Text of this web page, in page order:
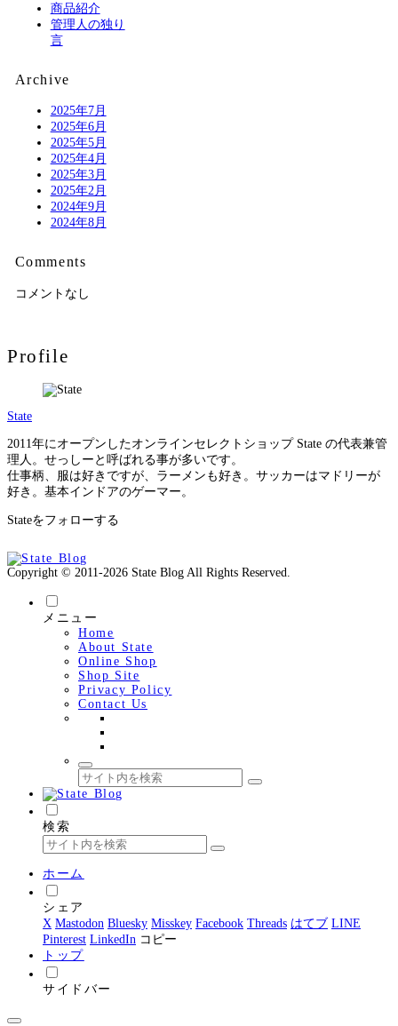
商品紹介
管理人の独り
言
Archive
2025年7月
2025年6月
2025年5月
2025年4月
2025年3月
2025年2月
2024年9月
2024年8月
Comments
コメントなし
Profile
State
2011年にオープンしたオンラインセレクトショップ State の代表兼管
理人。せっしーと呼ばれる事が多いです。
仕事柄、服は好きですが、ラーメンも好き。サッカーはマドリーが
好き。基本インドアのゲーマー。
Stateをフォローする
Copyright © 2011-2026 State Blog All Rights Reserved.
メニュー
Home
About State
Online Shop
Shop Site
Privacy Policy
Contact Us
検索
ホーム
シェア
X Mastodon Bluesky Misskey Facebook Threads はてブ LINE
Pinterest LinkedIn コピー
トップ
サイドバー